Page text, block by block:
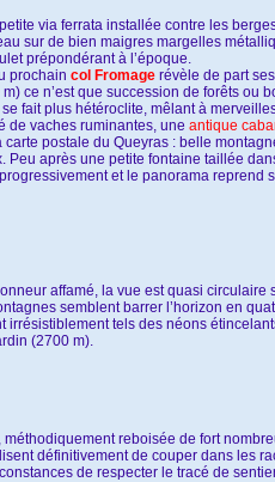
via ferrata installée contre les
sur de bien maigres margelles
prépondérant à l’époque.
prochain col Fromage révèle de part
ce n’est que succession de forêts
fait plus hétéroclite, mêlant à
de vaches ruminantes, une antique
postale du Queyras : belle
Peu après une petite fontaine taillée
et le panorama reprend
affamé, la vue est quasi
semblent barrer l’horizon en
irrésistiblement tels des néons
(2700 m).
méthodiquement reboisée de fort
définitivement de couper dans les
de respecter le tracé de